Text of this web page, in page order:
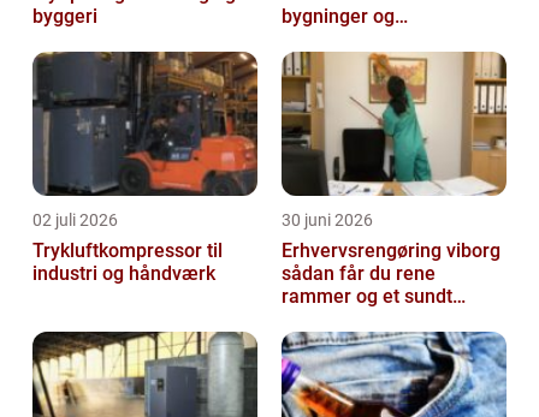
byggeri
bygninger og
02 juli 2026
Trykluftkompressor til
industri og håndværk
30 juni 2026
Erhvervsrengøring viborg
sådan får du rene
rammer og et sundt